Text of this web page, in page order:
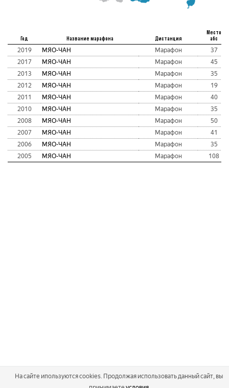
Год Название марафона Дистанция
Место
абс
2019 МЯО-ЧАН Марафон
37
2017
МЯО-ЧАН Марафон
45
2013
МЯО-ЧАН Марафон
35
2012
МЯО-ЧАН Марафон
19
2011
МЯО-ЧАН Марафон
40
2010
МЯО-ЧАН Марафон
35
2008
МЯО-ЧАН Марафон
50
2007
МЯО-ЧАН Марафон
41
2006
МЯО-ЧАН Марафон
35
2005
МЯО-ЧАН Марафон 108
На сайте ипользуются cookies. Продолжая использовать данный сайт, вы